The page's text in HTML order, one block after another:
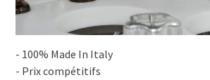
- 100% Made In Italy
- Prix compétitifs